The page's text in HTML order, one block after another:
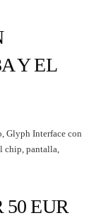
Y EL
Glyph Interface con
chip, pantalla,
50 EUR